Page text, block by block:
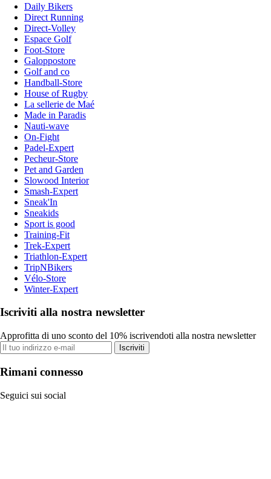
Daily Bikers
Direct Running
Direct-Volley
Espace Golf
Foot-Store
Galoppostore
Golf and co
Handball-Store
House of Rugby
La sellerie de Maé
Made in Paradis
Nauti-wave
On-Fight
Padel-Expert
Pecheur-Store
Pet and Garden
Slowood Interior
Smash-Expert
Sneak'In
Sneakids
Sport is good
Training-Fit
Trek-Expert
Triathlon-Expert
TripNBikers
Vélo-Store
Winter-Expert
Iscriviti alla nostra newsletter
Approfitta di uno sconto del 10% iscrivendoti alla nostra newsletter
Iscriviti
Rimani connesso
Seguici sui social